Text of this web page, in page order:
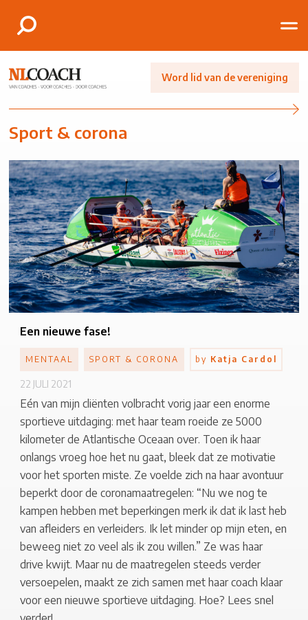
Word lid van de vereniging
Sport & corona
Een nieuwe fase!
Eén van mijn cliënten volbracht vorig jaar een enorme
sportieve uitdaging: met haar team roeide ze 5000
kilometer de Atlantische Oceaan over. Toen ik haar
onlangs vroeg hoe het nu gaat, bleek dat ze motivatie
voor het sporten miste. Ze voelde zich na haar avontuur
beperkt door de coronamaatregelen: “Nu we nog te
kampen hebben met beperkingen merk ik dat ik last heb
van afleiders en verleiders. Ik let minder op mijn eten, en
beweeg niet zo veel als ik zou willen.” Ze was haar
drive kwijt. Maar nu de maatregelen steeds verder
versoepelen, maakt ze zich samen met haar coach klaar
voor een nieuwe sportieve uitdaging. Hoe? Lees snel
MENTAAL SPORT & CORONA by Katja Cardol
22 JULI 2021